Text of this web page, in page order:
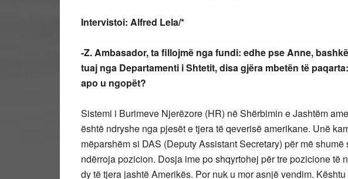
Intervistoi: Alfred Lela/*
-Z. Ambasador, ta fillojmë nga fundi: edhe pse Anne,
tuaj nga Departamenti i Shtetit, disa gjëra mbetën të
apo u ngopët?
Sistemi i Burimeve Njerëzore (HR) në Shërbimin e Jashtëm
është ndryshe nga pjesët e tjera të qeverisë amerikane. Unë
mëparshëm si DAS (Deputy Assistant Secretary) për më
ndërroja pozicion. Dosja ime po shqyrtohej për tre pozicione të
dy të tjera jashtë Amerikës. Por nuk u mor asnjë vendim.